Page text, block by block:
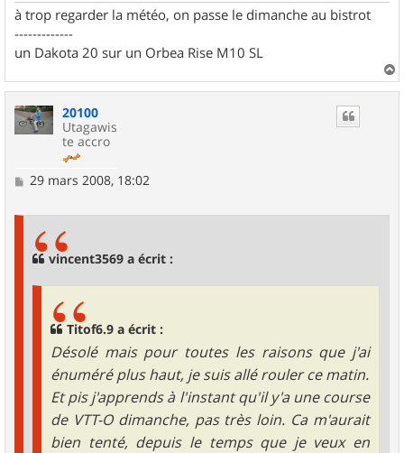
à trop regarder la météo, on passe le dimanche au bistrot
-------------
un Dakota 20 sur un Orbea Rise M10 SL
a
20100
Utagawis
te accro
M
29 mars 2008, 18:02
vincent3569 a écrit :
Titof6.9 a écrit :
Désolé mais pour toutes les raisons que j'ai
énuméré plus haut, je suis allé rouler ce matin.
Et pis j'apprends à l'instant qu'il y'a une course
de VTT-O dimanche, pas très loin. Ca m'aurait
bien tenté, depuis le temps que je veux en